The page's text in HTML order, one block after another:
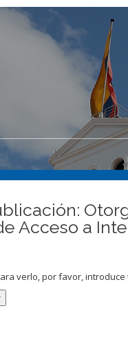
Acceso a
verlo, por favor,